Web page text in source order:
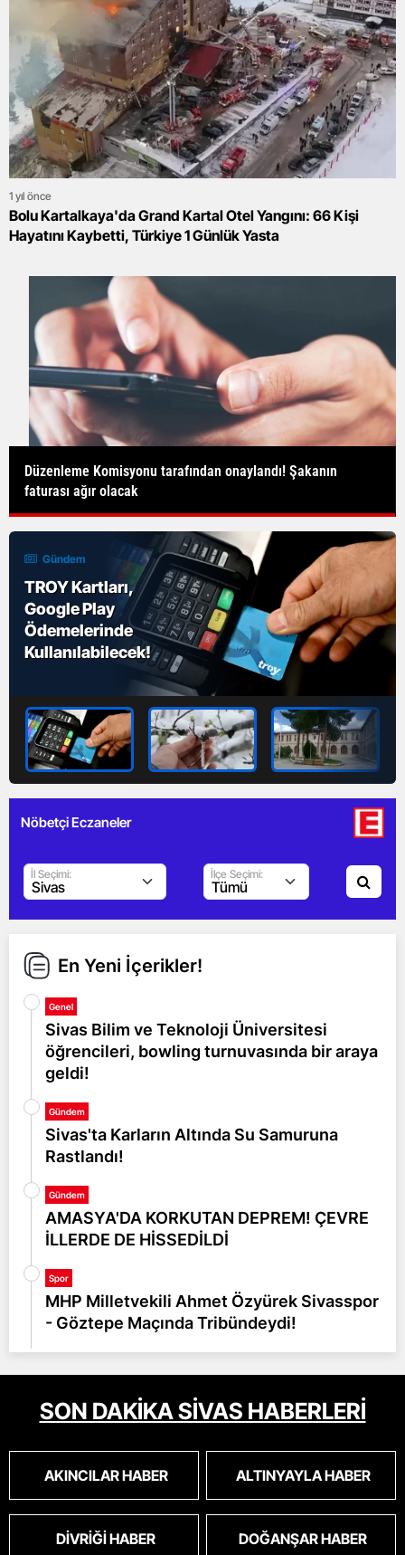
1 yıl önce
Bolu Kartalkaya'da Grand Kartal Otel Yangını: 66 Kişi
Hayatını Kaybetti, Türkiye 1 Günlük Yasta
Yüksek gelire sahip bireylerin finansal durumları
inceleniyor!
Gündem
Sivas'ta Tarım
Alanlarında Zirai
Don Tehlikesi:
Çiftçiler Yardım
Nöbetçi Eczaneler
İl Seçimi: İlçe Seçimi:
En Yeni İçerikler!
Genel
Sivas Bilim ve Teknoloji Üniversitesi
öğrencileri, bowling turnuvasında bir araya
geldi!
Gündem
Sivas'ta Karların Altında Su Samuruna
Rastlandı!
Gündem
AMASYA'DA KORKUTAN DEPREM! ÇEVRE
İLLERDE DE HİSSEDİLDİ
Spor
MHP Milletvekili Ahmet Özyürek Sivasspor
- Göztepe Maçında Tribündeydi!
SON DAKİKA SİVAS HABERLERİ
AKINCILAR HABER ALTINYAYLA HABER
DIVRIĞI HABER DOĞANŞAR HABER